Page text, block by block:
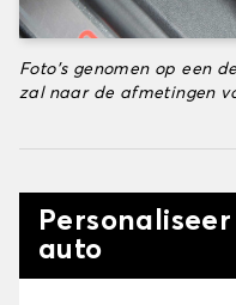
Foto's genomen op een
zal naar de afmetingen
auto